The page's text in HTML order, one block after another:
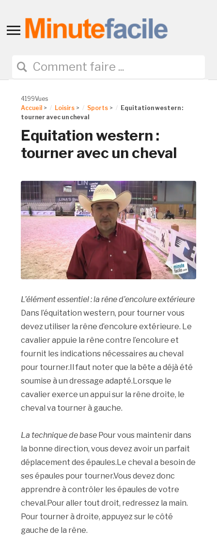
Toggle
navigation
4199Vues
Accueil > Loisirs > Sports >
Equitation western :
tourner avec un cheval
Equitation western :
tourner avec un cheval
L’élément essentiel : la rêne d’encolure extérieure
Dans l’équitation western, pour tourner vous
devez utiliser la rêne d’encolure extérieure. Le
cavalier appuie la rêne contre l’encolure et
fournit les indications nécessaires au cheval
pour tourner.Il faut noter que la bête a déjà été
soumise à un dressage adapté.Lorsque le
cavalier exerce un appui sur la rêne droite, le
cheval va tourner à gauche.
La technique de base Pour vous maintenir dans
la bonne direction, vous devez avoir un parfait
déplacement des épaules.Le cheval a besoin de
ses épaules pour tourner.Vous devez donc
apprendre à contrôler les épaules de votre
cheval.Pour aller tout droit, redressez la main.
Pour tourner à droite, appuyez sur le côté
gauche de la rêne.